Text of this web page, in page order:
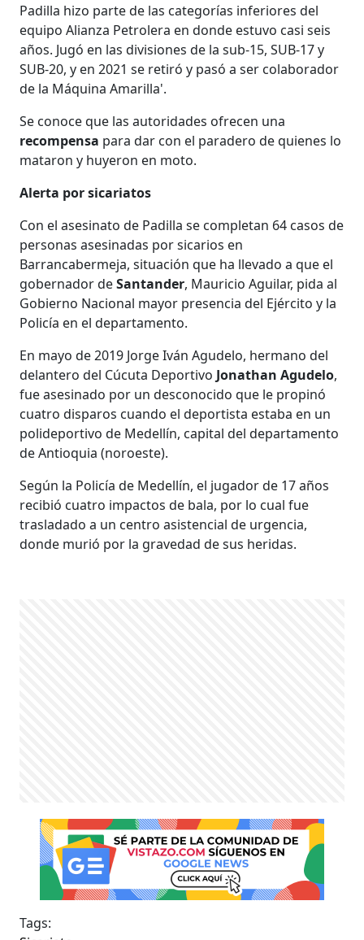
Padilla hizo parte de las categorías inferiores del
equipo Alianza Petrolera en donde estuvo casi seis
años. Jugó en las divisiones de la sub-15, SUB-17 y
SUB-20, y en 2021 se retiró y pasó a ser colaborador
de la Máquina Amarilla'.
Se conoce que las autoridades ofrecen una
recompensa para dar con el paradero de quienes lo
mataron y huyeron en moto.
Alerta por sicariatos
Con el asesinato de Padilla se completan 64 casos de
personas asesinadas por sicarios en
Barrancabermeja, situación que ha llevado a que el
gobernador deSantander, Mauricio Aguilar, pida al
Gobierno Nacional mayor presencia del Ejército y la
Policía en el departamento.
En mayo de 2019 Jorge Iván Agudelo, hermano del
delantero del Cúcuta Deportivo Jonathan Agudelo,
fue asesinado por un desconocido que le propinó
cuatro disparos cuando el deportista estaba en un
polideportivo de Medellín, capital del departamento
de Antioquia (noroeste).
Según la Policía de Medellín, el jugador de 17 años
recibió cuatro impactos de bala, por lo cual fue
trasladado a un centro asistencial de urgencia,
donde murió por la gravedad de sus heridas.
Tags: